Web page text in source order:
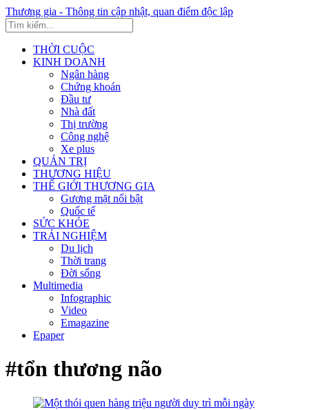
Thương gia - Thông tin cập nhật, quan điểm độc lập
THỜI CUỘC
KINH DOANH
Ngân hàng
Chứng khoán
Đầu tư
Nhà đất
Thị trường
Công nghệ
Xe plus
QUẢN TRỊ
THƯƠNG HIỆU
THẾ GIỚI THƯƠNG GIA
Gương mặt nổi bật
Quốc tế
SỨC KHỎE
TRẢI NGHIỆM
Du lịch
Thời trang
Đời sống
Multimedia
Infographic
Video
Emagazine
Epaper
#tổn thương não